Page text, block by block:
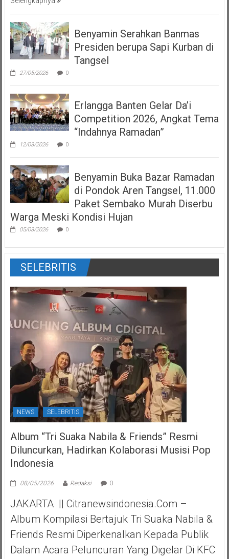
Benyamin Serahkan Banmas
Presiden berupa Sapi Kurban di
Tangsel
27/05/2026 0
Erlangga Banten Gelar Da’i
Competition 2026, Angkat Tema
“Indahnya Ramadan”
12/03/2026 0
Benyamin Buka Bazar Ramadan
di Pondok Aren Tangsel, 11.000
Paket Sembako Murah Diserbu
Warga Meski Kondisi Hujan
05/03/2026 0
SELEBRITIS
NEWS SELEBRITIS
Album “Tri Suaka Nabila & Friends” Resmi
Diluncurkan, Hadirkan Kolaborasi Musisi Pop
Indonesia
08/05/2026 Redaksi 0
JAKARTA || Citranewsindonesia.com –
Album Kompilasi Bertajuk Tri Suaka Nabila &
Friends Resmi Diperkenalkan Kepada Publik
Dalam Acara Peluncuran Yang Digelar Di KFC